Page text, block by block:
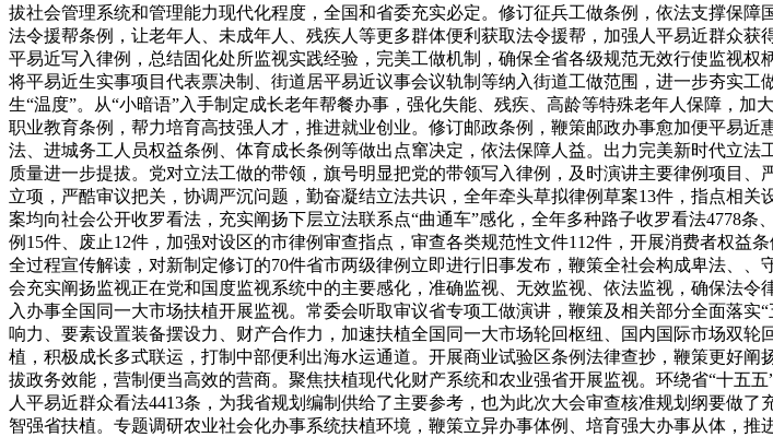
拔社会管理系统和管理能力现代化程度，全国和省委充实必定。修订征兵工做条例，依法支撑保
法令援帮条例，让老年人、未成年人、残疾人等更多群体便利获取法令援帮，加强人平易近群众
平易近写入律例，总结固化处所监视实践经验，完美工做机制，确保全省各级规范无效行使监视
将平易近生实事项目代表票决制、街道居平易近议事会议轨制等纳入街道工做范围，进一步夯实
生“温度”。从“小暗语”入手制定成长老年帮餐办事，强化失能、残疾、高龄等特殊老年人保障，
职业教育条例，帮力培育高技强人才，推进就业创业。修订邮政条例，鞭策邮政办事愈加便平易
法、进城务工人员权益条例、体育成长条例等做出点窜决定，依法保障人益。出力完美新时代立
质量进一步提拔。党对立法工做的带领，旗号明显把党的带领写入律例，及时演讲主要律例项目
立项，严酷审议把关，协调严沉问题，勤奋凝结立法共识，全年牵头草拟律例草案13件，指点相
案均向社会公开收罗看法，充实阐扬下层立法联系点“曲通车”感化，全年多种路子收罗看法4778
例15件、废止12件，加强对设区的市律例审查指点，审查各类规范性文件112件，开展消费者权
全过程宣传解读，对新制定修订的70件省市两级律例立即进行旧事发布，鞭策全社会构成卑法、
会充实阐扬监视正在党和国度监视系统中的主要感化，准确监视、无效监视、依法监视，确保法
入办事全国同一大市场扶植开展监视。常委会听取审议省专项工做演讲，鞭策及相关部分全面落
响力、要素设置装备摆设力、财产合作力，加速扶植全国同一大市场轮回枢纽、国内国际市场双
植，积极成长多式联运，打制中部便利出海水运通道。开展商业试验区条例法律查抄，鞭策更好
拔政务效能，营制便当高效的营商。聚焦扶植现代化财产系统和农业强省开展监视。环绕省“十五
人平易近群众看法4413条，为我省规划编制供给了主要参考，也为此次大会审查核准规划纲要做
智强省扶植。专题调研农业社会化办事系统扶植环境，鞭策立异办事体例、培育强大办事从体，